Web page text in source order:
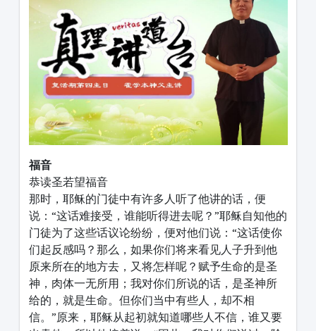
福音
恭读圣若望福音
那时，耶稣的门徒中有许多人听了他讲的话，便
说：“这话难接受，谁能听得进去呢？”耶稣自知他的
门徒为了这些话议论纷纷，便对他们说：“这话使你
们起反感吗？那么，如果你们将来看见人子升到他
原来所在的地方去，又将怎样呢？赋予生命的是圣
神，肉体一无所用；我对你们所说的话，是圣神所
给的，就是生命。但你们当中有些人，却不相
信。”原来，耶稣从起初就知道哪些人不信，谁又要